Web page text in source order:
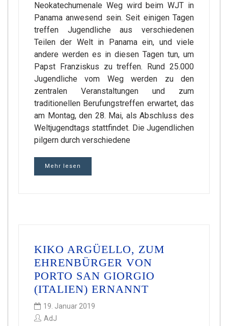
Neokatechumenale Weg wird beim WJT in
Panama anwesend sein. Seit einigen Tagen
treffen Jugendliche aus verschiedenen
Teilen der Welt in Panama ein, und viele
andere werden es in diesen Tagen tun, um
Papst Franziskus zu treffen. Rund 25.000
Jugendliche vom Weg werden zu den
zentralen Veranstaltungen und zum
traditionellen Berufungstreffen erwartet, das
am Montag, den 28. Mai, als Abschluss des
Weltjugendtags stattfindet. Die Jugendlichen
pilgern durch verschiedene
Mehr lesen
KIKO ARGÜELLO, ZUM
EHRENBÜRGER VON
PORTO SAN GIORGIO
(ITALIEN) ERNANNT
19. Januar 2019
AdJ